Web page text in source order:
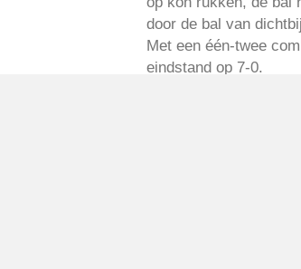
door de bal van
Met een één-twee
eindstand op 7-0.